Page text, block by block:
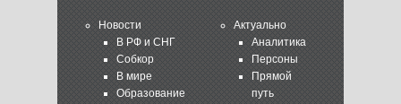
Новости
В РФ и СНГ
Собкор
В мире
Образование
Актуально
Аналитика
Персоны
Прямой
путь